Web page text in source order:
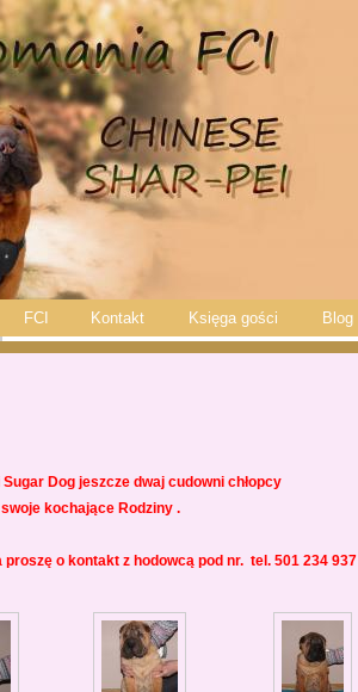
FCI Kontakt Księga gości Blog
Dog jeszcze dwaj cudowni chłopcy
kochające Rodziny .
o kontakt z hodowcą pod nr. tel. 501 234 937